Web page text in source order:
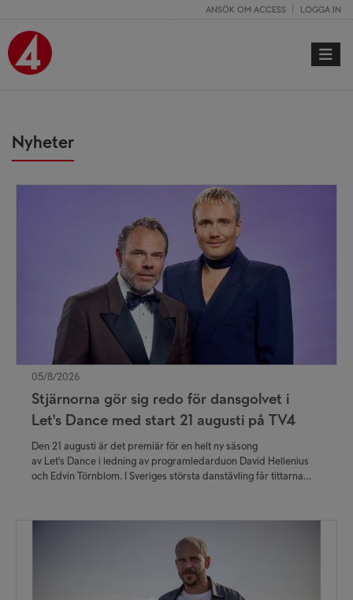
ANSÖK OM ACCESS LOGGA IN
Toggle
Nyheter
05/8/2026
Stjärnorna gör sig redo för dansgolvet i
Let's Dance med start 21 augusti på TV4
Den 21 augusti är det premiär för en helt ny säsong
av Let's Dance i ledning av programledarduon David Hellenius
och Edvin Törnblom. I Sveriges största danstävling får tittarna
livesända fredagskvällarna.